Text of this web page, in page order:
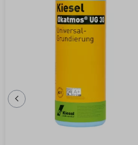
Vorherige Folie